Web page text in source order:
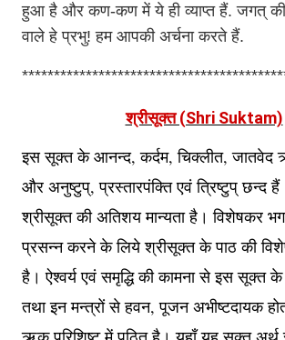
हुआ है और कण-कण में ये ही व्याप्त हैं. जगत् की
वाले हे प्रभु! हम आपकी अर्चना करते हैं.
श्रीसूक्त (Shri Suktam)
इस सूक्त के आनन्द, कर्दम, चिक्लीत, जातवेद
और अनुष्टुप्, प्रस्तारपंक्ति एवं त्रिष्टुप् छन्द
श्रीसूक्त की अतिशय मान्यता है। विशेषकर
प्रसन्न करने के लिये श्रीसूक्त के पाठ की
है। ऐश्वर्य एवं समृद्धि की कामना से इस सूक्त
तथा इन मन्त्रों से हवन, पूजन अभीष्टदायक